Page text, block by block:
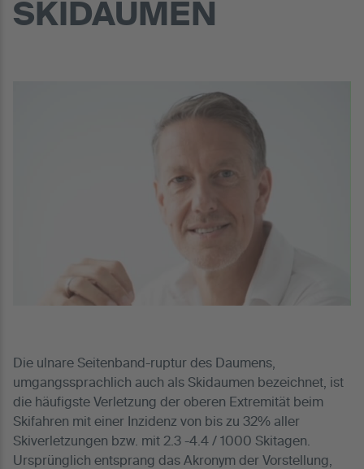
SKIDAUMEN
Die ulnare Seitenband-ruptur des Daumens,
umgangssprachlich auch als Skidaumen bezeichnet, ist
die häufigste Verletzung der oberen Extremität beim
Skifahren mit einer Inzidenz von bis zu 32% aller
Skiverletzungen bzw. mit 2.3 -4.4 / 1000 Skitagen.
Ursprünglich entsprang das Akronym der Vorstellung,